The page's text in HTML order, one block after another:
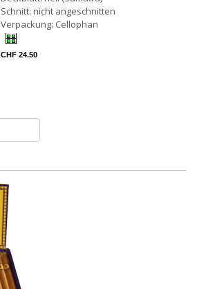
Schnitt: nicht angeschnitten
Verpackung: Cellophan
CHF 24.50